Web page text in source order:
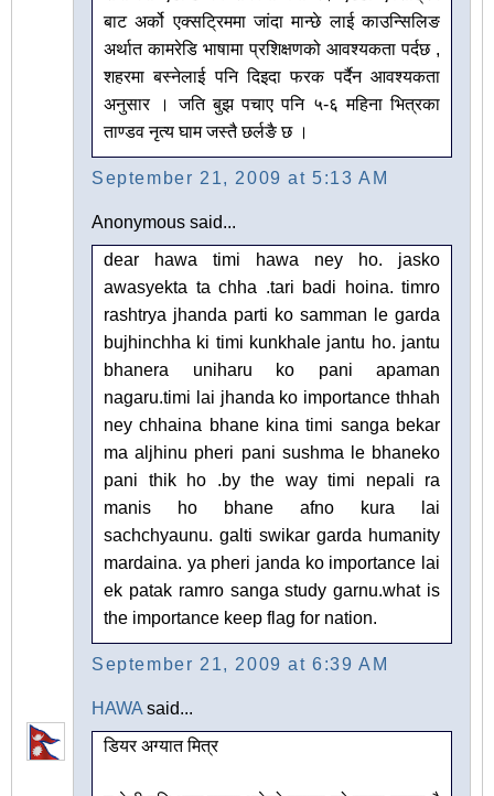
बाट अर्को एक्सट्रिममा जांदा मान्छे लाई काउन्सिलिङ
अर्थात कामरेडि भाषामा प्रशिक्षणको आवश्यकता पर्दछ ,
शहरमा बस्नेलाई पनि दिइदा फरक पर्दैन आवश्यकता
अनुसार । जति बुझ पचाए पनि ५-६ महिना भित्रका
ताण्डव नृत्य घाम जस्तै छर्लङै छ ।
September 21, 2009 at 5:13 AM
Anonymous said...
dear hawa timi hawa ney ho. jasko
awasyekta ta chha .tari badi hoina. timro
rashtrya jhanda parti ko samman le garda
bujhinchha ki timi kunkhale jantu ho. jantu
bhanera uniharu ko pani apaman
nagaru.timi lai jhanda ko importance thhah
ney chhaina bhane kina timi sanga bekar
ma aljhinu pheri pani sushma le bhaneko
pani thik ho .by the way timi nepali ra
manis ho bhane afno kura lai
sachchyaunu. galti swikar garda humanity
mardaina. ya pheri janda ko importance lai
ek patak ramro sanga study garnu.what is
the importance keep flag for nation.
September 21, 2009 at 6:39 AM
HAWA said...
डियर अग्यात मित्र